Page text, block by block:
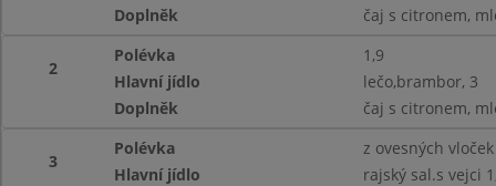
Doplněk
čaj s citronem,
2
Polévka
1,9
Hlavní jídlo
lečo,brambor, 3
Doplněk
čaj s citronem,
3
Polévka
z ovesných vloček
Hlavní jídlo
rajský sal.s vejci